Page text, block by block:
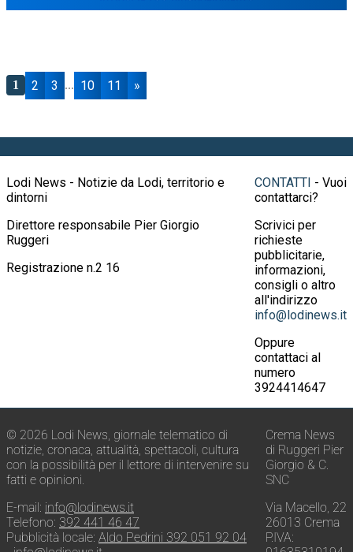
1 2 3 ... 10 11 »
Lodi News - Notizie da Lodi, territorio e
dintorni
Direttore responsabile Pier Giorgio
Ruggeri
Registrazione n.2 16
CONTATTI - Vuoi
contattarci?
Scrivici per
richieste
pubblicitarie,
informazioni,
consigli o altro
all'indirizzo
info@lodinews.it
Oppure
contattaci al
numero
3924414647
© 2026 Lodi News, giornale telematico di
notizie, cronaca, attualità, spettacoli, cultura
con la possibilità per il lettore di intervenire su
fatti e opinioni.
E-mail: info@lodinews.it
Telefono: 392 441 46 47
Pubblicità locale: Aldo Pedrini 392 051 92 04
Crema News
di Ruggeri Pier
Giorgio & C.
SNC
Via Macello, 22
26013 Crema
P.IVA: